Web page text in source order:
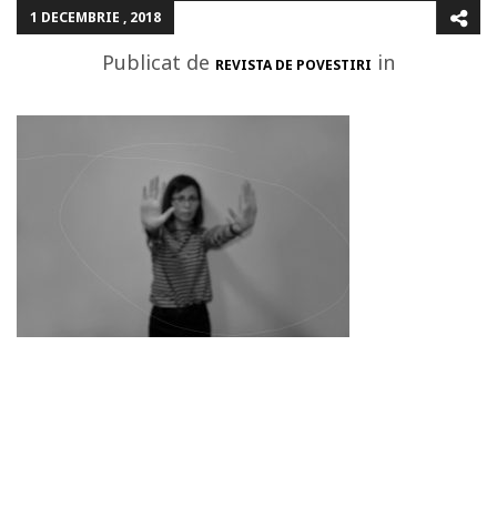
1 DECEMBRIE , 2018
Publicat de REVISTA DE POVESTIRI in